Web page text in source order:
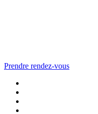
Prendre rendez-vous